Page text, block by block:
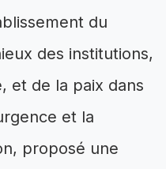
du
des institutions,
et de la paix dans
et la
proposé une